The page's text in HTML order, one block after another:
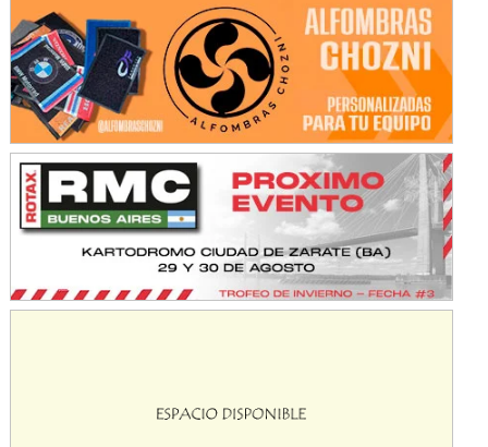
José Samuel Sánchez (Tierra)
Rufino (Santa Fe)
TUCUMANO - F5
Juan Navarro (Asfalto)
El Timbó (Tucumán)